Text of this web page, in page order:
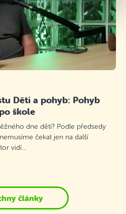
Děti a pohyb: Pohyb
škole
dne dětí? Podle předsedy
čekat jen na další
vidí…
články